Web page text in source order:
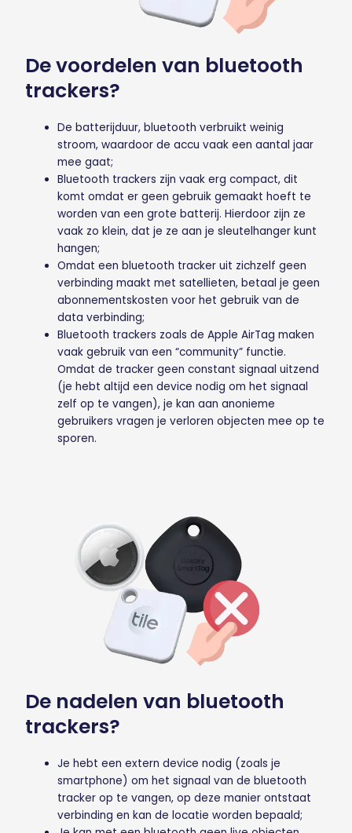
De voordelen van bluetooth
trackers?
De batterijduur, bluetooth verbruikt weinig
stroom, waardoor de accu vaak een aantal jaar
mee gaat;
Bluetooth trackers zijn vaak erg compact, dit
komt omdat er geen gebruik gemaakt hoeft te
worden van een grote batterij. Hierdoor zijn ze
vaak zo klein, dat je ze aan je sleutelhanger kunt
hangen;
Omdat een bluetooth tracker uit zichzelf geen
verbinding maakt met satellieten, betaal je geen
abonnementskosten voor het gebruik van de
data verbinding;
Bluetooth trackers zoals de Apple AirTag maken
vaak gebruik van een “community” functie.
Omdat de tracker geen constant signaal uitzend
(je hebt altijd een device nodig om het signaal
zelf op te vangen), je kan aan anonieme
gebruikers vragen je verloren objecten mee op te
sporen.
De nadelen van bluetooth
trackers?
Je hebt een extern device nodig (zoals je
smartphone) om het signaal van de bluetooth
tracker op te vangen, op deze manier ontstaat
verbinding en kan de locatie worden bepaald;